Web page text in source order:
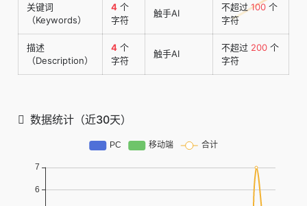
关键词
（Keywords）
4 个
字符
触手AI
不超过100 个
字符
描述
（Description）
4 个
字符
触手AI
不超过 200 个
字符
数据统计（近30天）